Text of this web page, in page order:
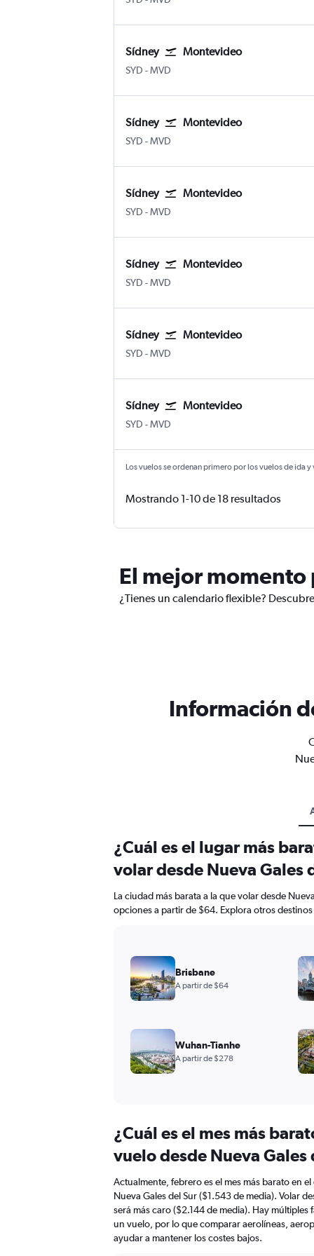
Sídney Montevideo
SYD Sídney Kingsford Smith
-MVD Montevideo Internacional de
Sídney Montevideo
SYD Sídney Kingsford Smith
-MVD Montevideo Internacional de
Sídney Montevideo
SYD Sídney Kingsford Smith
-MVD Montevideo Internacional de
Sídney Montevideo
SYD Sídney Kingsford Smith
-MVD Montevideo Internacional de
Sídney Montevideo
SYD Sídney Kingsford Smith
-MVD Montevideo Internacional de
Sídney Montevideo
SYD Sídney Kingsford Smith
-MVD Montevideo Internacional de
Los vuelos se ordenan primero por los vuelos de ida
Mostrando 1-10 de 18 resultados
El mejor momento
¿Tienes un calendario flexible?
Información
¿Cuál es el mes más
vuelo desde Nueva Gales
Actualmente, febrero es el mes más barato en
Nueva Gales del Sur ($1.543 de media). Volar
será más caro ($2.144 de media). Hay
un vuelo, por lo que comparar aerolíneas,
ayudar a mantener los costes bajos.
¿Cuál es el lugar más
volar desde Nueva Gales
La ciudad más barata a la que volar desde
opciones a partir de $64. Explora otros
Brisbane
A partir de $64
Wuhan-Tianhe
A partir de $278